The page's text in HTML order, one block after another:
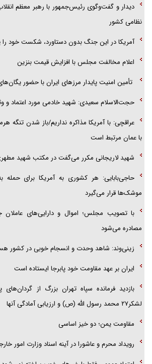
دیدار و گفت‌وگوی رئیس‌جمهور با رهبر معظم
نظامی کشور
آمریکا در این جنگ بدون دستاورد، شکست خود را
اعلام مخالفت مجلس با افزایش قیمت بنزین
تأمین امنیت پایدار مرزهای ایران با حضور
حجت‌الاسلام سعیدی: شهید خادمی مورد اعتماد و
عراقچی: با آمریکا مذاکره نداریم/باز شدن تنگه
با عمان مرتبط است
شهید لاریجانی مکرر می‌گفت در مکتب شهید
حاجی‌بابایی: هر کشوری به آمریکا برای
موشک‌ها قرار می‌گیرد
با تصویب مجلس؛ اموال و دارایی‌های عاملان
مصادره می‌شود
زینی‌وند: شاهد وحدت و انسجام خوبی در کشور
ایران بر عهد مقاومت خود پابرجا ایستاده است
بازدید فرمانده سپاه تهران بزرگ از گردان‌های
لشکر۲۷ محمد رسول الله (ص) و ارزیابی آمادگی آنها
مقاومت یمن؛ دو خیز اساسی
رویداد محرم و عاشورا در آینه اسناد وزارت امور